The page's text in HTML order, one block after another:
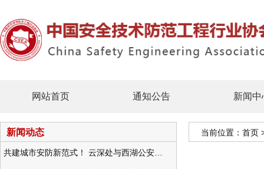
网站首页 通知公告 新闻中
新闻动态 当前位置： 首页